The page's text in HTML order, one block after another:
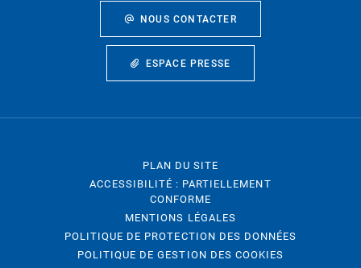
NOUS CONTACTER
ESPACE PRESSE
PLAN DU SITE
ACCESSIBILITÉ : PARTIELLEMENT
CONFORME
MENTIONS LÉGALES
POLITIQUE DE PROTECTION DES DONNÉES
POLITIQUE DE GESTION DES COOKIES